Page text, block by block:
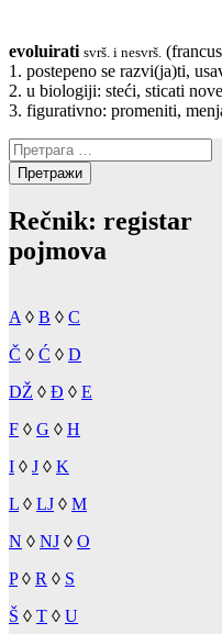
evoluirati svrš. i nesvrš.
1. postepeno se razvi(ja)ti,
2. u biologiji: steći, sticati
3. figurativno: promeniti,
Претрага
за:
Rečnik: registar
pojmova
A ◊ B ◊ C
Č ◊ Ć ◊ D
DŽ ◊ Đ ◊ E
F ◊ G ◊ H
I ◊ J ◊ K
L ◊ LJ ◊ M
N ◊ NJ ◊ O
P◊ R ◊ S
Š ◊ T ◊ U